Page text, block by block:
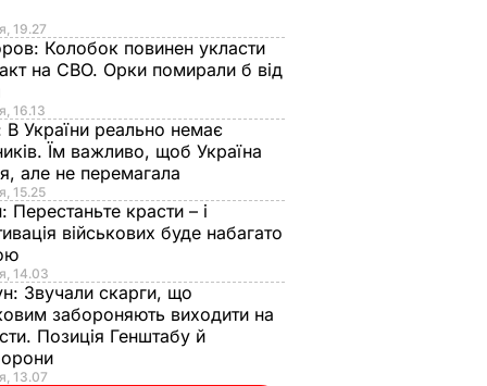
19.27
Колобок повинен укласти
на СВО. Орки помирали б від
16.13
В України реально немає
Їм важливо, щоб Україна
але не перемагала
15.25
Перестаньте красти – і
військових буде набагато
14.03
Звучали скарги, що
забороняють виходити на
Позиція Генштабу й
13.07